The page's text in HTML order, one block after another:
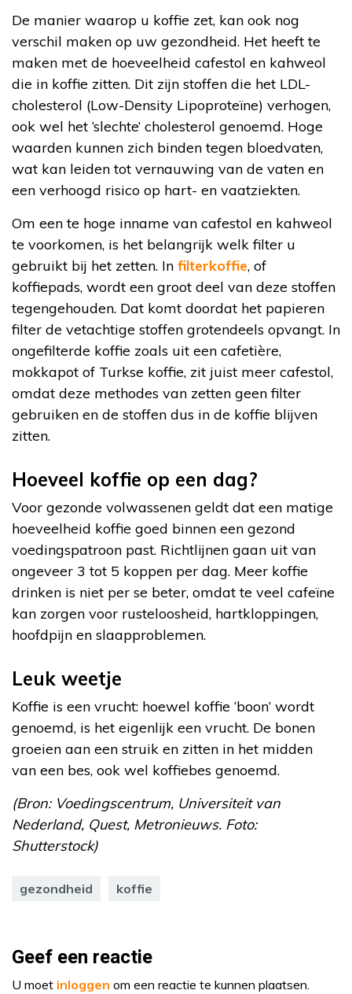
De manier waarop u koffie zet, kan ook nog
verschil maken op uw gezondheid. Het heeft te
maken met de hoeveelheid cafestol en kahweol
die in koffie zitten. Dit zijn stoffen die het LDL-
cholesterol (Low-Density Lipoproteïne) verhogen,
ook wel het ‘slechte’ cholesterol genoemd. Hoge
waarden kunnen zich binden tegen bloedvaten,
wat kan leiden tot vernauwing van de vaten en
een verhoogd risico op hart- en vaatziekten.
Om een te hoge inname van cafestol en kahweol
te voorkomen, is het belangrijk welk filter u
gebruikt bij het zetten. In filterkoffie, of
koffiepads, wordt een groot deel van deze stoffen
tegengehouden. Dat komt doordat het papieren
filter de vetachtige stoffen grotendeels opvangt. In
ongefilterde koffie zoals uit een cafetière,
mokkapot of Turkse koffie, zit juist meer cafestol,
omdat deze methodes van zetten geen filter
gebruiken en de stoffen dus in de koffie blijven
zitten.
Hoeveel koffie op een dag?
Voor gezonde volwassenen geldt dat een matige
hoeveelheid koffie goed binnen een gezond
voedingspatroon past. Richtlijnen gaan uit van
ongeveer 3 tot 5 koppen per dag. Meer koffie
drinken is niet per se beter, omdat te veel cafeïne
kan zorgen voor rusteloosheid, hartkloppingen,
hoofdpijn en slaapproblemen.
Leuk weetje
Koffie is een vrucht: hoewel koffie ‘boon’ wordt
genoemd, is het eigenlijk een vrucht. De bonen
groeien aan een struik en zitten in het midden
van een bes, ook wel koffiebes genoemd.
(Bron: Voedingscentrum, Universiteit van
Nederland, Quest, Metronieuws. Foto:
Shutterstock)
gezondheid koffie
Geef een reactie
U moet inloggen om een reactie te kunnen plaatsen.